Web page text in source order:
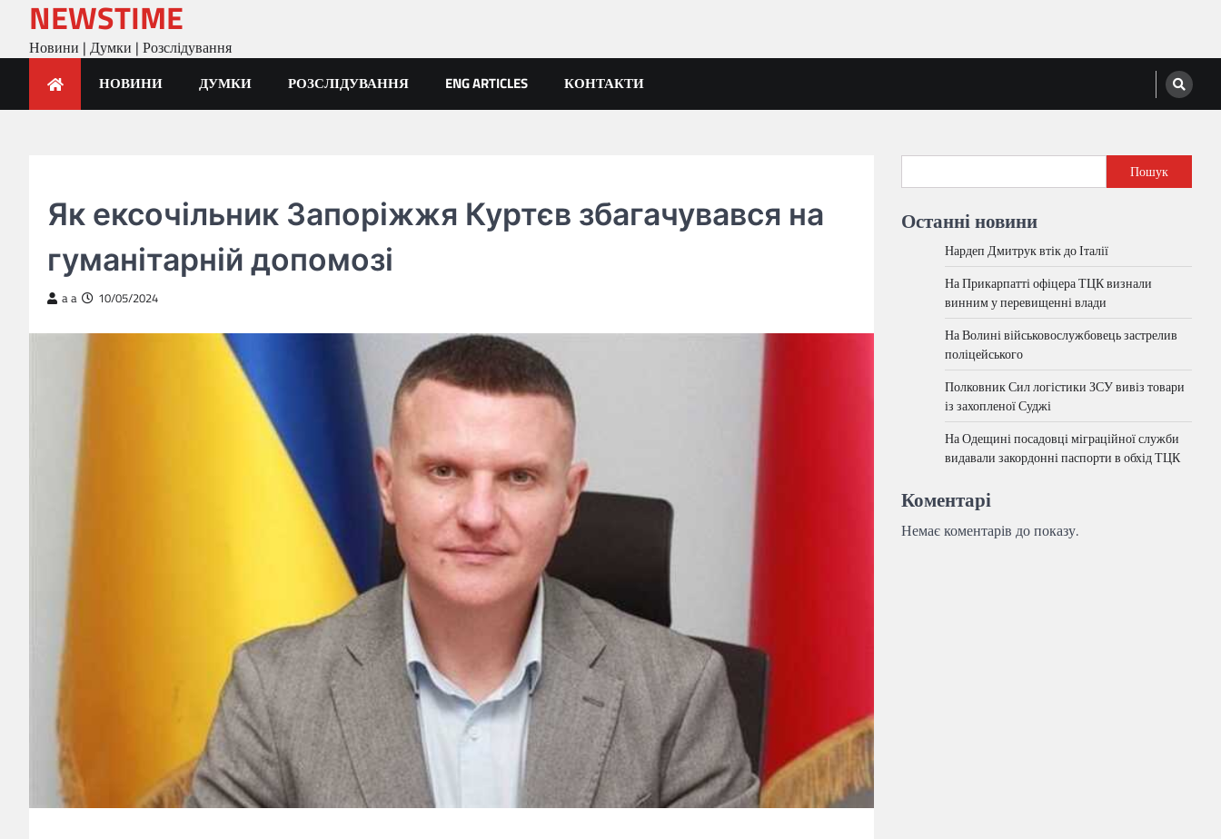
content
NEWSTIME
Новини | Думки | Розслідування
НОВИНИ ДУМКИ РОЗСЛІДУВАННЯ ENG ARTICLES КОНТАКТИ
Як ексочільник Запоріжжя Куртєв збагачувався на
гуманітарній допомозі
a a 10/05/2024
Пошук
Останні новини
Нардеп Дмитрук втік до Італії
На Прикарпатті офіцера ТЦК визнали
винним у перевищенні влади
На Волині військовослужбовець застрелив
поліцейського
Полковник Сил логістики ЗСУ вивіз товари
із захопленої Суджі
На Одещині посадовці міграційної служби
видавали закордонні паспорти в обхід ТЦК
Коментарі
Немає коментарів до показу.